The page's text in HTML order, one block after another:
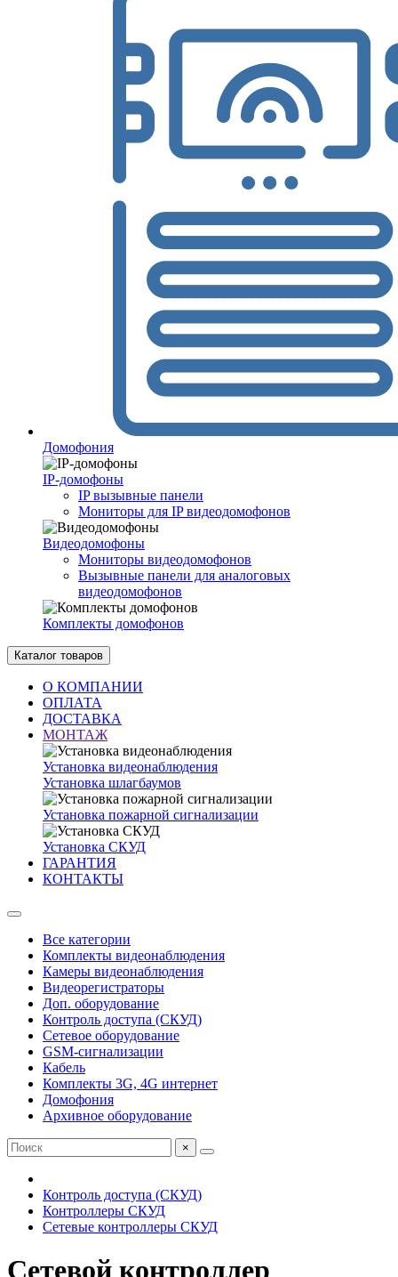
Домофония
IP-домофоны
IP вызывные панели
Мониторы для IP видеодомофонов
Видеодомофоны
Мониторы видеодомофонов
Вызывные панели для аналоговых
видеодомофонов
Комплекты домофонов
Каталог товаров
О КОМПАНИИ
ОПЛАТА
ДОСТАВКА
МОНТАЖ
Установка видеонаблюдения
Установка шлагбаумов
Установка пожарной сигнализации
Установка СКУД
ГАРАНТИЯ
КОНТАКТЫ
Все категории
Комплекты видеонаблюдения
Камеры видеонаблюдения
Видеорегистраторы
Доп. оборудование
Контроль доступа (СКУД)
Сетевое оборудование
GSM-сигнализации
Кабель
Комплекты 3G, 4G интернет
Домофония
Архивное оборудование
×
Контроль доступа (СКУД)
Контроллеры СКУД
Сетевые контроллеры СКУД
Сетевой контроллер